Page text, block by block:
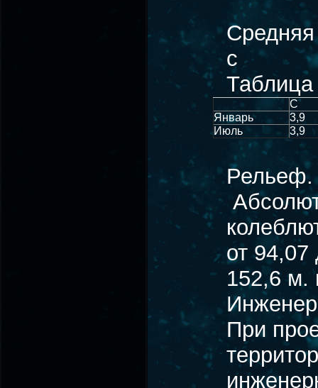
Средняя
Таблица
С
Январь
3,9
Июль
3,9
Рельеф.
от
152,6 м.
При